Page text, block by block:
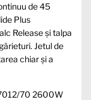
de 45
Plus
Release și talpa
Jetul de
chiar și a
70 2600W